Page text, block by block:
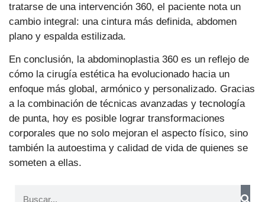
tratarse de una intervención 360, el paciente nota un
cambio integral: una cintura más definida, abdomen
plano y espalda estilizada.
En conclusión, la abdominoplastia 360 es un reflejo de
cómo la cirugía estética ha evolucionado hacia un
enfoque más global, armónico y personalizado. Gracias
a la combinación de técnicas avanzadas y tecnología
de punta, hoy es posible lograr transformaciones
corporales que no solo mejoran el aspecto físico, sino
también la autoestima y calidad de vida de quienes se
someten a ellas.